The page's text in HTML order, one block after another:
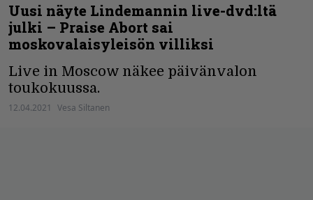
Uusi näyte Lindemannin live-dvd:ltä
julki – Praise Abort sai
moskovalaisyleisön villiksi
Live in Moscow näkee päivänvalon
toukokuussa.
12.04.2021 Vesa Siltanen